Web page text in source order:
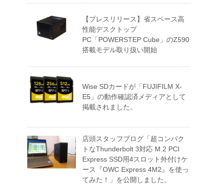
【プレスリリース】省スペース高
性能デスクトップ
PC「POWERSTEP Cube」のZ590
搭載モデル取り扱い開始
Wise SDカードが「FUJIFILM X-
E5」の動作確認済メディアとして
掲載されました。
店頭スタッフブログ「超コンパク
トなThunderbolt 3対応 M.2 PCI
Express SSD用4スロット外付けケ
ース『OWC Express 4M2』を使っ
てみた！」を公開しました。